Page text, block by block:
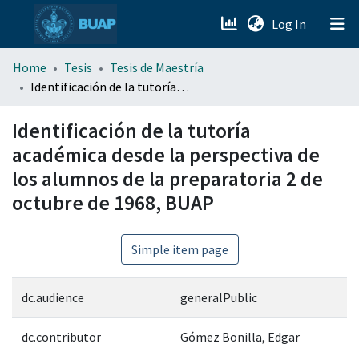
Log In (current)
menu.section.about_menu
Home Tesis
Tesis de Maestría
Identificación de la tutoría académica desde la perspectiva de los alumnos de la preparatoria 2 de octubre de 1968, BUAP
Identificación de la tutoría
académica desde la perspectiva de
los alumnos de la preparatoria 2 de
octubre de 1968, BUAP
Simple item page
dc.audience generalPublic
dc.contributor Gómez Bonilla, Edgar